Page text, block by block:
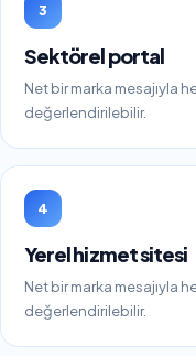
3
Sektörel portal
Net bir marka mesajıyla
değerlendirilebilir.
4
Yerel hizmet sitesi
Net bir marka mesajıyla
değerlendirilebilir.